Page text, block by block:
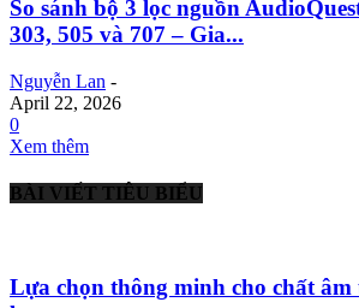
So sánh bộ 3 lọc nguồn
303, 505 và 707 – Gia...
Nguyễn Lan -
April 22, 2026
0
Xem thêm
BÀI VIẾT TIÊU BIỂU
Lựa chọn thông minh cho chất